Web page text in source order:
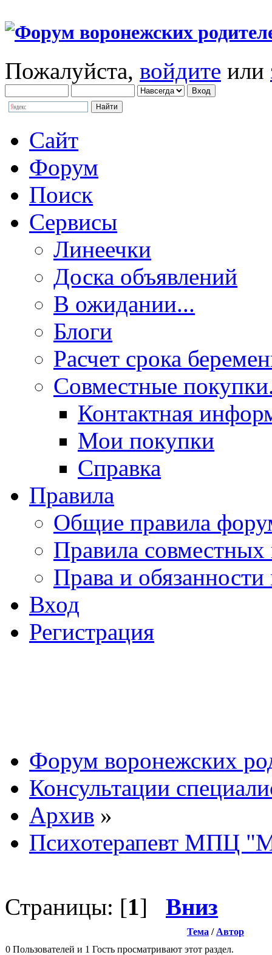
Пожалуйста, войдите или
Сайт
Форум
Поиск
Сервисы
Линеечки
Доска объявлений
В ожидании...
Блоги
Расчет срока
Совместные
Контактная
Мои покупки
Справка
Правила
Общие правила
Правила совместных
Права и
Вход
Регистрация
Форум воронежских
Консультации
Архив »
Психотерапевт МПЦ
Страницы: [1] Вниз
Тема / Автор
0 Пользователей и 1 Гость просматривают этот раздел.